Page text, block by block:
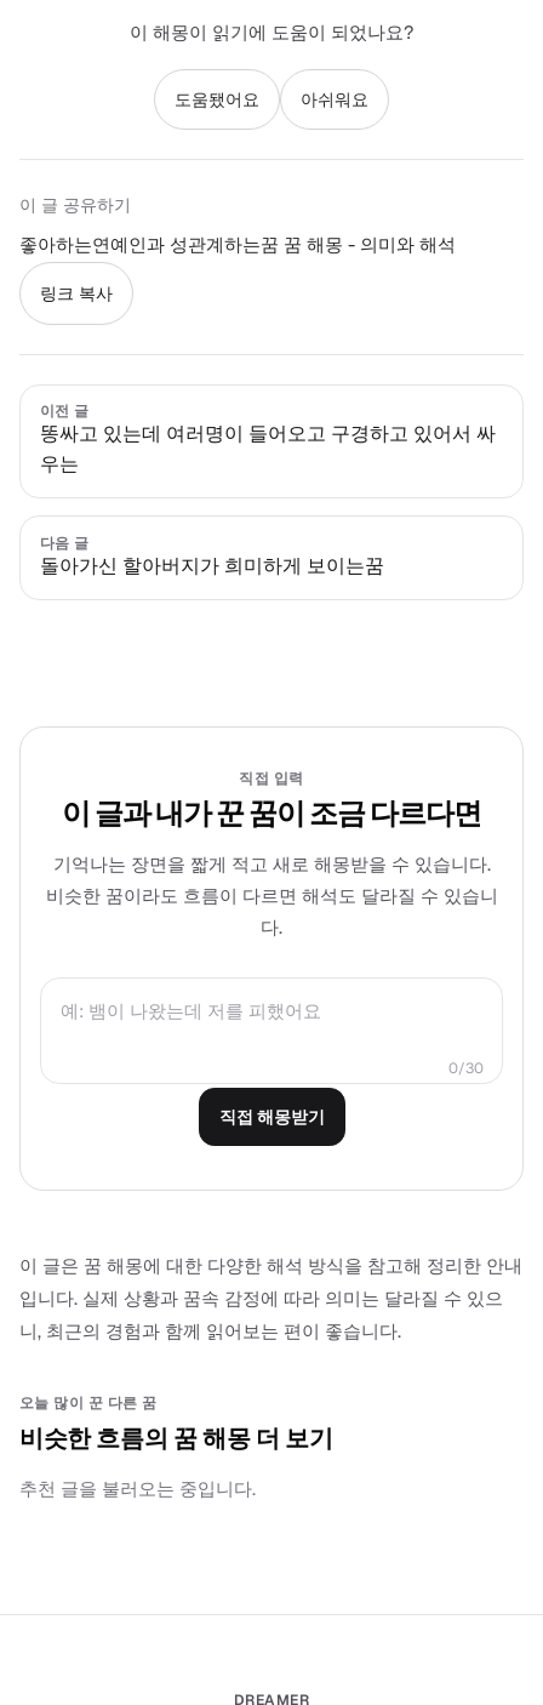
이 해몽이 읽기에 도움이 되었나요?
도움됐어요 아쉬워요
이 글 공유하기
좋아하는연예인과 성관계하는꿈 꿈 해몽 - 의미와 해석
링크 복사
이전 글
똥싸고 있는데 여러명이 들어오고 구경하고 있어서 싸
우는
다음 글
돌아가신 할아버지가 희미하게 보이는꿈
직접 입력
이 글과 내가 꾼 꿈이 조금 다르다면
기억나는 장면을 짧게 적고 새로 해몽받을 수 있습니다.
비슷한 꿈이라도 흐름이 다르면 해석도 달라질 수 있습니
다.
0/30
직접 해몽받기
이 글은 꿈 해몽에 대한 다양한 해석 방식을 참고해 정리한 안내
입니다. 실제 상황과 꿈속 감정에 따라 의미는 달라질 수 있으
니, 최근의 경험과 함께 읽어보는 편이 좋습니다.
오늘 많이 꾼 다른 꿈
비슷한 흐름의 꿈 해몽 더 보기
추천 글을 불러오는 중입니다.
DREAMER